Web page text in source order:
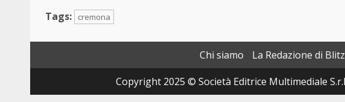
Tags:
cremona
Chi siamo La Redazione di
Copyright 2025 © Società Editrice Multimediale